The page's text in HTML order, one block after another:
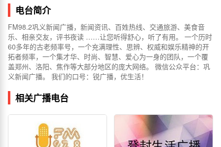
电台简介
FM98.2巩义新闻广播，新闻资讯、百姓热线、交通旅游、美食音
乐、相亲交友，评书夜读 ……让您听得舒心，听了有用。 一个历时
60多年的古老频率号，一个充满理性、思辨、权威和娱乐精神的开
拓者频率，一个集才华、时尚、智慧、爱心为一身的团队，一个覆
盖郑州、洛阳、焦作等大部分地区的庞大网络。 微信公众平台：巩
义新闻广播。 我们的口号：锐广播，优生活！
相关广播电台